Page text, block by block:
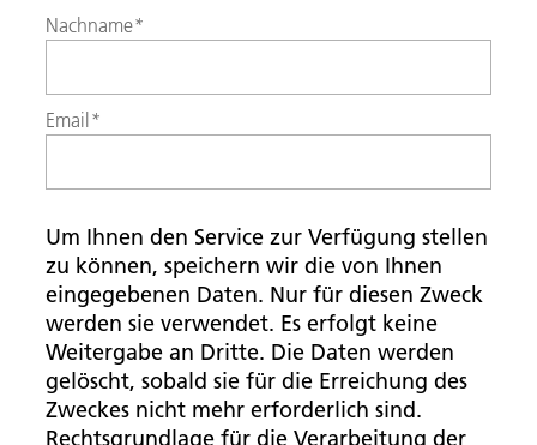
Nachname*
Email *
Um Ihnen den Service zur Verfügung stellen
zu können, speichern wir die von Ihnen
eingegebenen Daten. Nur für diesen Zweck
werden sie verwendet. Es erfolgt keine
Weitergabe an Dritte. Die Daten werden
gelöscht, sobald sie für die Erreichung des
Zweckes nicht mehr erforderlich sind.
Rechtsgrundlage für die Verarbeitung der